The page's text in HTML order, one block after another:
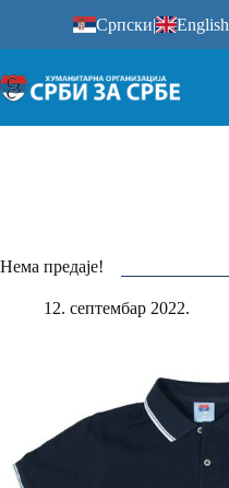
Српски| English
Нема предаје!
12. септембар 2022.